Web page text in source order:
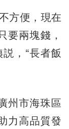
方便，現在
要兩塊錢，
，“長者飯
市海珠區
力高品質發